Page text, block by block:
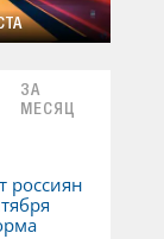
ЗА
МЕСЯЦ
россиян